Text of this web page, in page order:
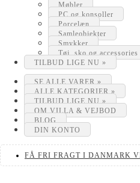
Møbler
PC og konsoller
Porcelæn
Samleobjekter
Smykker
Tøj, sko og accessories
TILBUD LIGE NU »
SE ALLE VARER »
ALLE KATEGORIER »
TILBUD LIGE NU »
OM VILLA & VEJBOD
BLOG
DIN KONTO
FÅ FRI FRAGT I DANMARK